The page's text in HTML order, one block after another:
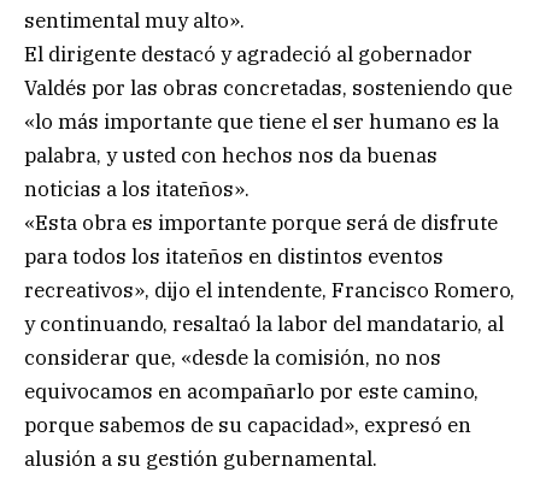
sentimental muy alto».
El dirigente destacó y agradeció al gobernador
Valdés por las obras concretadas, sosteniendo que
«lo más importante que tiene el ser humano es la
palabra, y usted con hechos nos da buenas
noticias a los itateños».
«Esta obra es importante porque será de disfrute
para todos los itateños en distintos eventos
recreativos», dijo el intendente, Francisco Romero,
y continuando, resaltaó la labor del mandatario, al
considerar que, «desde la comisión, no nos
equivocamos en acompañarlo por este camino,
porque sabemos de su capacidad», expresó en
alusión a su gestión gubernamental.